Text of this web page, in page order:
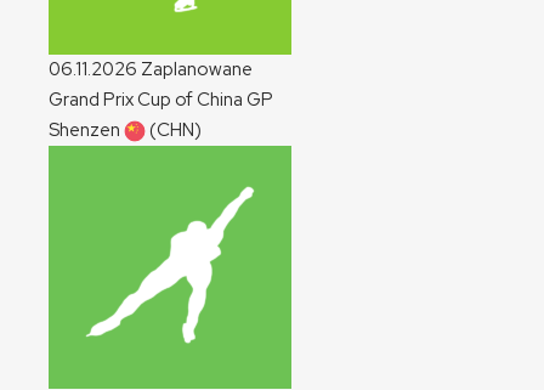
06.11.2026 Zaplanowane
Grand Prix Cup of China GP
Shenzen
(CHN)